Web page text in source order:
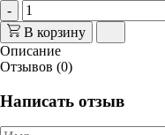
-
В корзину
Описание
Отзывов (0)
Написать отзыв